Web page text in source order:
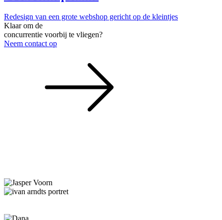
Redesign van een grote webshop gericht op de kleintjes
Klaar om de
concurrentie voorbij te vliegen?
Neem contact op